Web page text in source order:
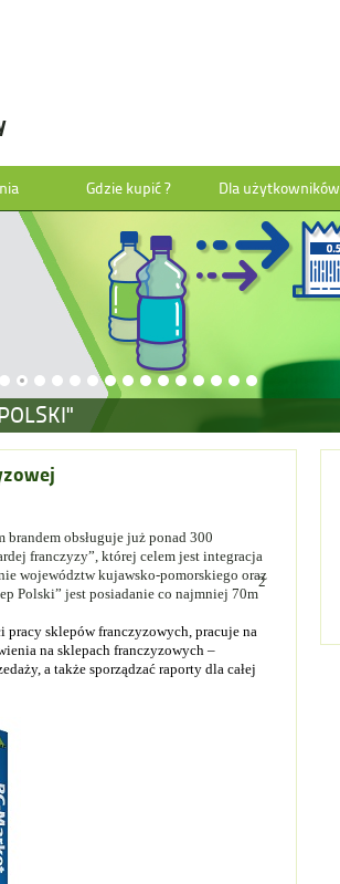
Gdzie kupić ? Dla użytkowników
obsługuje już ponad 300
franczyzy”, której celem jest integracja
województw kujawsko-pomorskiego oraz
Polski” jest posiadanie co najmniej 70m
2
pracy sklepów franczyzowych, pracuje na
na sklepach franczyzowych –
a także sporządzać raporty dla całej